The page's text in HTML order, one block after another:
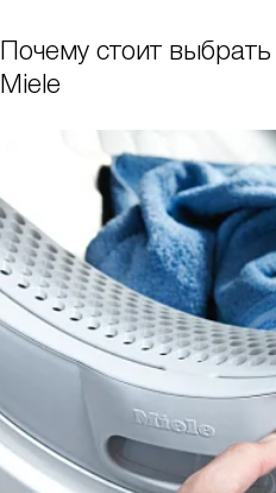
Почему стоит
Miele